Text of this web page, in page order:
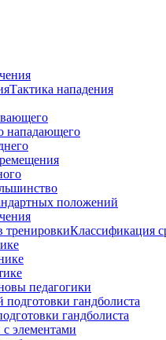
Тактика нападения
нападающего
положений
Классификация
педагогики
подготовки гандболиста
гандболиста
с элементами